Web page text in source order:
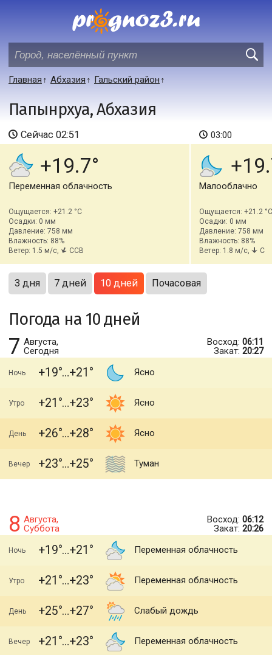
Главная Абхазия Гальский район
Папынрхуа, Абхазия
Сейчас 02:51
+19.7
Переменная облачность
Ощущается: +21.2 °C
Осадки: 0 мм
Давление: 758 мм
Влажность: 88%
Ветер: 1.5 м/с,
ССВ
03:00
Малооблачно
Ощущается: +21.2 °C
Осадки: 0 мм
Давление: 758 мм
Влажность: 88%
Ветер: 1.8 м/с,
С
3 дня 7 дней 10 дней Почасовая
Погода на 10 дней
7 Августа,
Сегодня
Восход: 06:11
Закат: 20:27
Ночь +19 +21 Ясно
Утро +21 +23 Ясно
День +26 +28 Ясно
Вечер +23 +25 Туман
8 Августа,
Суббота
Восход: 06:12
Закат: 20:26
Ночь +19 +21 Переменная облачность
Утро +21 +23 Переменная облачность
День +25 +27 Слабый дождь
Вечер +21 +23 Переменная облачность